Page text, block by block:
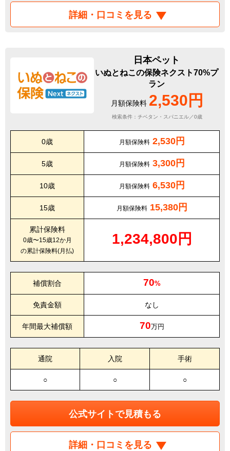
詳細・口コミを見る
日本ペット
いぬとねこの保険ネクスト70%プ
ラン
月額保険料 2,530円
検索条件：チベタン・スパニエル／0歳
0歳 月額保険料 2,530円
5歳 月額保険料 3,300円
10歳 月額保険料 6,530円
15歳 月額保険料 15,380円
累計保険料
0歳〜15歳12か月
の累計保険料(月払)
1,234,800円
補償割合 70%
免責金額 なし
年間最大補償額 70万円
通院 入院 手術
○ ○ ○
公式サイトで見積もる
詳細・口コミを見る